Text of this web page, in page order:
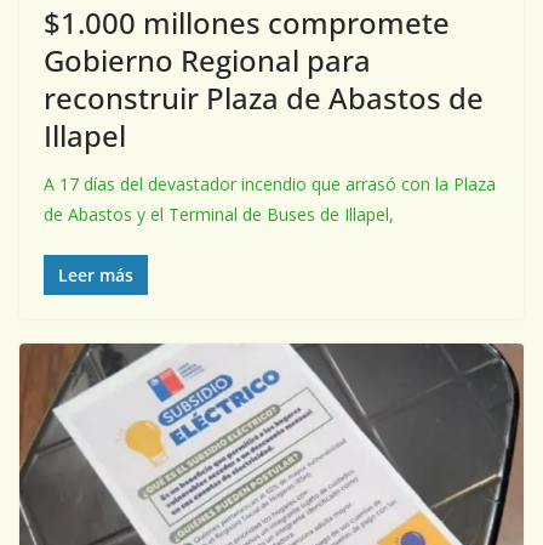
$1.000 millones compromete
Gobierno Regional para
reconstruir Plaza de Abastos de
Illapel
A 17 días del devastador incendio que arrasó con la Plaza
de Abastos y el Terminal de Buses de Illapel,
Leer más